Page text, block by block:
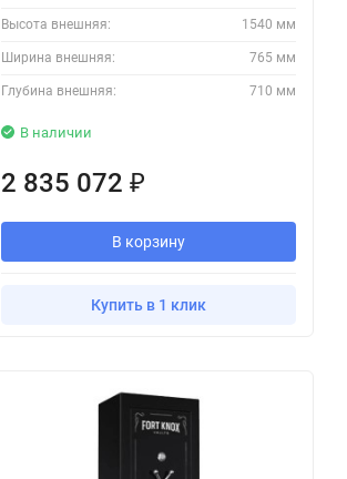
Высота внешняя: 1540 мм
Ширина внешняя: 765 мм
Глубина внешняя: 710 мм
В наличии
2 835 072 ₽
В корзину
Купить в 1 клик